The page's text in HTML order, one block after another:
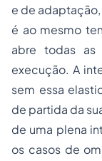
e de
é ao mesmo
abre todas as
execução. A
sem essa
de partida da
de uma plena
os casos de